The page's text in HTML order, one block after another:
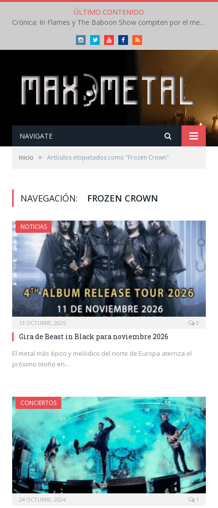
ÚLTIMO CONTENIDO
Crónica: In Flames y The Baboon Show compiten por el mejor concierto del día en el Leyendas del Rock – Viernes – Agosto 2026
InstagramTwitterYoutubeFacebookRSS
NAVIGATE
Inicio » Artículos etiquetados como "Frozen Crown"
NAVEGACIÓN: FROZEN CROWN
NOTICIAS
13 OCTUBRE, 2025 0
Gira de Beast in Black para noviembre 2026
El metal más épico y melódico del norte de Europa aterriza el
próximo otoño en…
CONCIERTOS
24 OCTUBRE, 2024 1